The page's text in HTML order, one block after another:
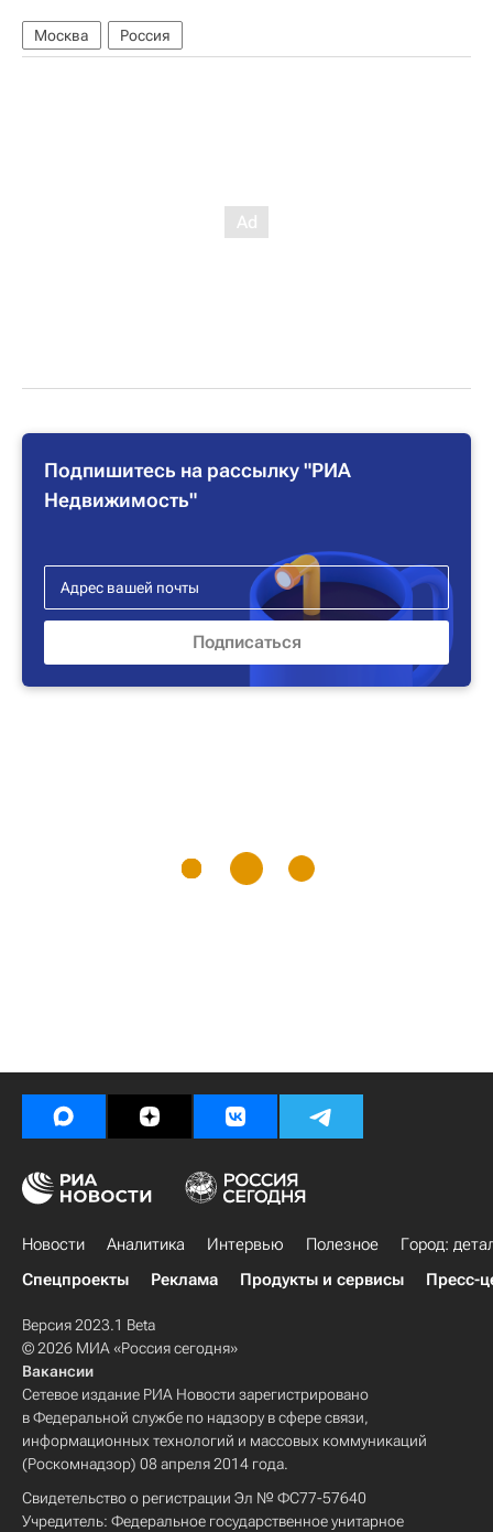
Москва Россия
Подпишитесь на рассылку "РИА
Недвижимость"
Новости Аналитика Интервью Полезное
Город:
Спецпроекты
Реклама Продукты и сервисы Пресс-
Версия 2023.1 Beta
© 2026 МИА «Россия сегодня»
Вакансии
Сетевое издание РИА Новости зарегистрировано
в Федеральной службе по надзору в сфере связи,
информационных технологий и массовых коммуникаций
(Роскомнадзор) 08 апреля 2014 года.
Свидетельство о регистрации Эл № ФС77-57640
Учредитель: Федеральное государственное унитарное